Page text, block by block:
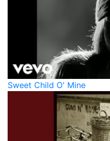
Sweet Child O' Mine